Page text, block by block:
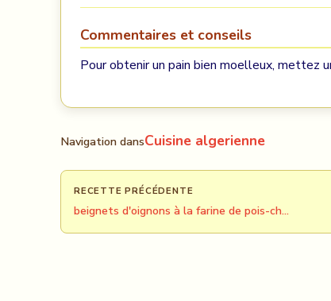
Commentaires et conseils
Pour obtenir un pain bien moelleux, mettez
Navigation dansCuisine algerienne
RECETTE PRÉCÉDENTE
beignets d'oignons à la farine de pois-ch…